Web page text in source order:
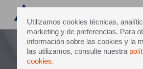
Utilizamos cookies técnicas,
marketing y de preferencias. Para
información sobre las cookies y la
las utilizamos, consulte nuestra
cookies.